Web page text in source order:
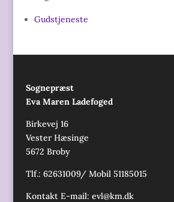
Gudstjeneste
Sognepræst
Eva Maren Ladefoged
Birkevej 16
Vester Hæsinge
5672 Broby
Tlf.: 62631009/ Mobil 51185015
Kontakt E-mail: evl@km.dk